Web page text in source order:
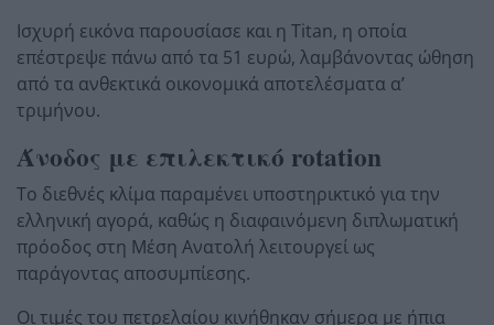
Ισχυρή εικόνα παρουσίασε και η Titan, η οποία
επέστρεψε πάνω από τα 51 ευρώ, λαμβάνοντας ώθηση
από τα ανθεκτικά οικονομικά αποτελέσματα α’
τριμήνου.
Άνοδος με επιλεκτικό rotation
Το διεθνές κλίμα παραμένει υποστηρικτικό για την
ελληνική αγορά, καθώς η διαφαινόμενη διπλωματική
πρόοδος στη Μέση Ανατολή λειτουργεί ως
παράγοντας αποσυμπίεσης.
Οι τιμές του πετρελαίου κινήθηκαν σήμερα με ήπια